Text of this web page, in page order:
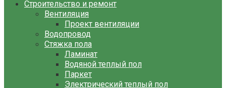
Строительство и ремонт
Вентиляция
Проект вентиляции
Водопровод
Стяжка пола
Ламинат
Водяной теплый пол
Паркет
Электрический теплый пол